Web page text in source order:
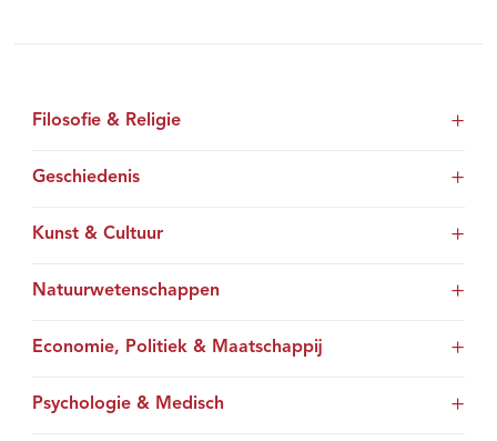
Filosofie & Religie
Geschiedenis
Kunst & Cultuur
Natuurwetenschappen
Economie, Politiek & Maatschappij
Psychologie & Medisch